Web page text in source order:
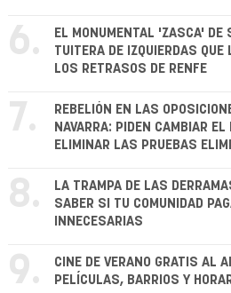
6.
EL MONUMENTAL 'ZASCA' DE
TUITERA DE IZQUIERDAS QUE
LOS RETRASOS DE RENFE
7.
REBELIÓN EN LAS
NAVARRA: PIDEN CAMBIAR
ELIMINAR LAS PRUEBAS
8.
LA TRAMPA DE LAS
SABER SI TU COMUNIDAD
INNECESARIAS
9.
CINE DE VERANO GRATIS AL
PELÍCULAS, BARRIOS Y